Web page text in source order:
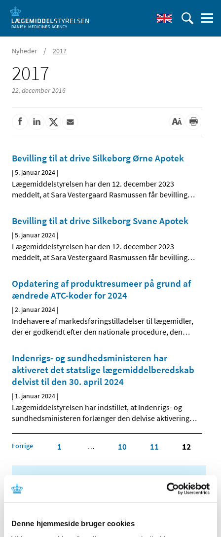
Denne hjemmeside bruger cookies
Nyheder / 2017
2017
22. december 2016
Bevilling til at drive Silkeborg Ørne Apotek
|5. januar 2024 |
Lægemiddelstyrelsen har den 12. december 2023
meddelt, at Sara Vestergaard Rasmussen får bevilling…
Bevilling til at drive Silkeborg Svane Apotek
|5. januar 2024 |
Lægemiddelstyrelsen har den 12. december 2023
meddelt, at Sara Vestergaard Rasmussen får bevilling…
Opdatering af produktresumeer på grund af
ændrede ATC-koder for 2024
|2. januar 2024 |
Indehavere af markedsføringstilladelser til lægemidler,
der er godkendt efter den nationale procedure, den…
Indenrigs- og sundhedsministeren har
aktiveret det statslige lægemiddelberedskab
delvist til den 30. april 2024
| 1. januar 2024 |
Lægemiddelstyrelsen har indstillet, at Indenrigs- og
sundhedsministeren forlænger den delvise aktivering…
Forrige 1 … 10 11 12
2025 (158)